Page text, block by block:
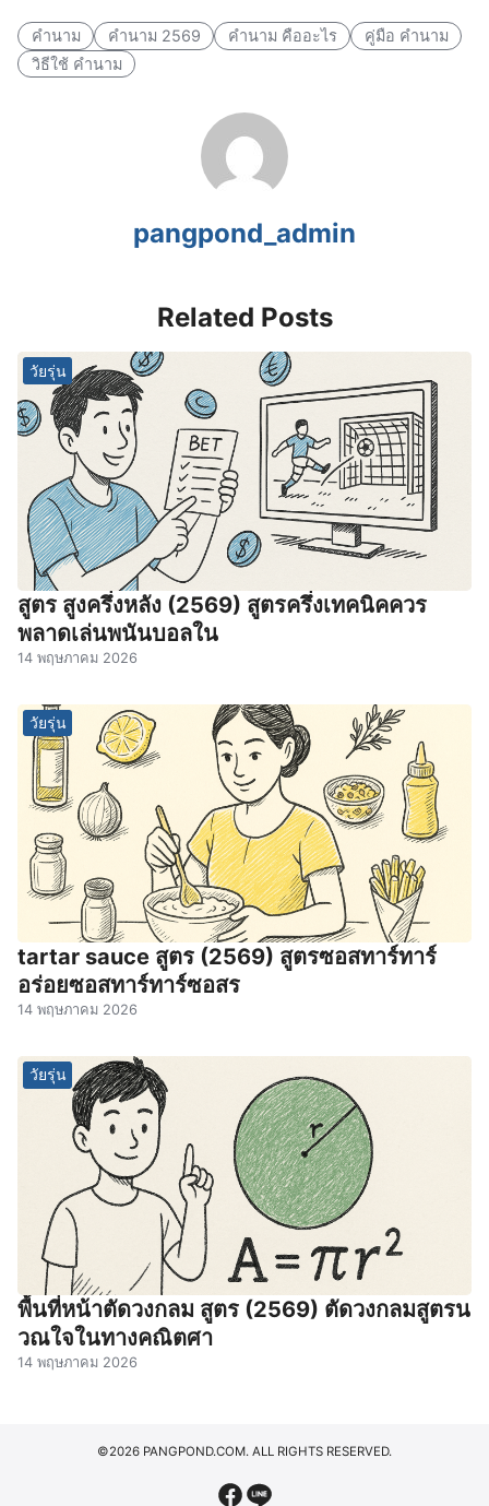
คำนาม คำนาม 2569 คำนาม คืออะไร
คู่มือ คำนาม
วิธีใช้ คำนาม
pangpond_admin
Related Posts
วัยรุ่น
สูตร สูงครึ่งหลัง (2569) สูตรครึ่งเทคนิคควร
พลาดเล่นพนันบอลใน
14 พฤษภาคม 2026
วัยรุ่น
tartar sauce สูตร (2569) สูตรซอสทาร์ทาร์
อร่อยซอสทาร์ทาร์ซอสร
14 พฤษภาคม 2026
วัยรุ่น
พื้นที่หน้าตัดวงกลม สูตร (2569) ตัดวงกลมสูตรน
วณใจในทางคณิตศา
14 พฤษภาคม 2026
©2026 PANGPOND.COM. ALL RIGHTS RESERVED.